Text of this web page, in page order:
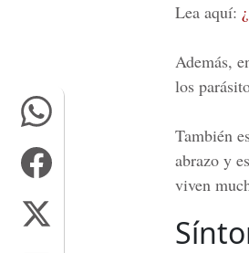
Lea aquí:
Además,
los
También
abrazo y
viven